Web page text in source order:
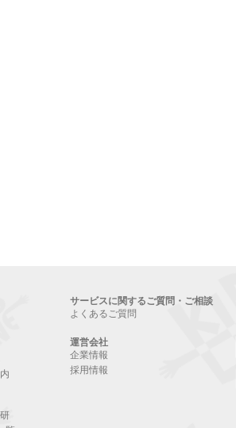
サービスに関するご質問・ご相談
よくあるご質問
運営会社
企業情報
採用情報